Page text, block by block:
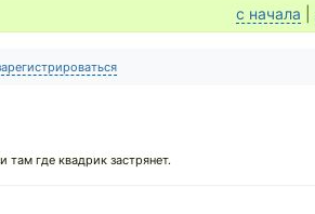
с начала
где квадрик застрянет.